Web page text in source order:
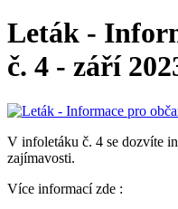
Leták -
č. 4 - září
V infoletáku č. 4 se dozvíte
zajímavosti.
Více informací zde :